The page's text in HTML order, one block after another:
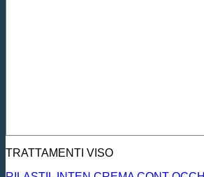
TRATTAMENTI VISO